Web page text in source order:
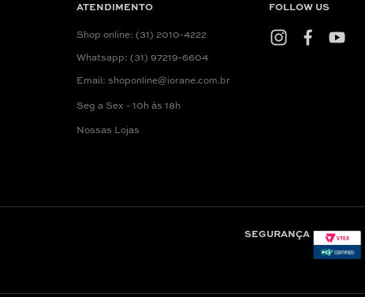
ATENDIMENTO
Shop online: (31) 2010-4222
Whatsapp: (31) 97219-6604
Email: shoponline@iorane.com.br
Seg a Sex - 10h às 18h
Nossas Lojas
FOLLOW US
SEGURANÇA